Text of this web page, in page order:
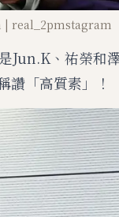
| real_2pmstagram
、祐榮和
「高質素」！